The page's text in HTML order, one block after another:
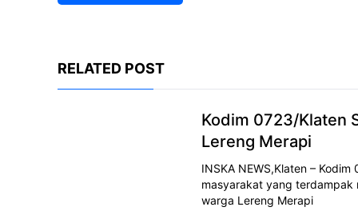
RELATED POST
Kodim 0723/Klaten
Lereng Merapi
INSKA NEWS,Klaten –
masyarakat yang terdampak
warga Lereng Merapi